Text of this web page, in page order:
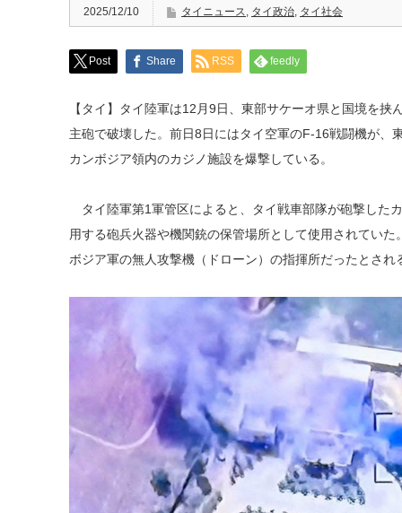
2025/12/10 タイニュース, タイ政治, タイ社会
Post Share RSS feedly
【タイ】タイ陸軍は12月9日、東部サケーオ県と国境を
主砲で破壊した。前日8日にはタイ空軍のF-16戦闘機が、
カンボジア領内のカジノ施設を爆撃している。
タイ陸軍第1軍管区によると、タイ戦車部隊が砲撃した
用する砲兵火器や機関銃の保管場所として使用されてい
ボジア軍の無人攻撃機（ドローン）の指揮所だったとされ